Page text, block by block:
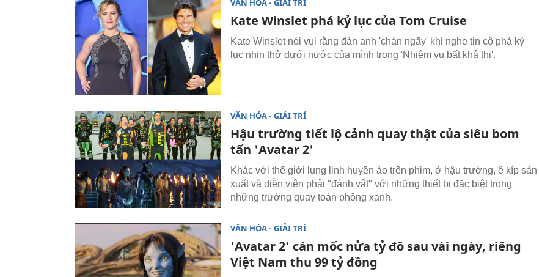
VĂN HÓA - GIẢI TRÍ
Kate Winslet phá kỷ lục của Tom Cruise
Kate Winslet nói vui rằng đàn anh 'chán ngấy' khi nghe tin cô phá kỷ
lục nhịn thở dưới nước của mình trong 'Nhiệm vụ bất khả thi'.
VĂN HÓA - GIẢI TRÍ
Hậu trường tiết lộ cảnh quay thật của siêu bom
tấn 'Avatar 2'
Khác với thế giới lung linh huyền ảo trên phim, ở hậu trường, ê kíp sản
xuất và diễn viên phải "đánh vật" với những thiết bị đặc biệt trong
những trường quay toàn phông xanh.
VĂN HÓA - GIẢI TRÍ
'Avatar 2' cán mốc nửa tỷ đô sau vài ngày, riêng
Việt Nam thu 99 tỷ đồng